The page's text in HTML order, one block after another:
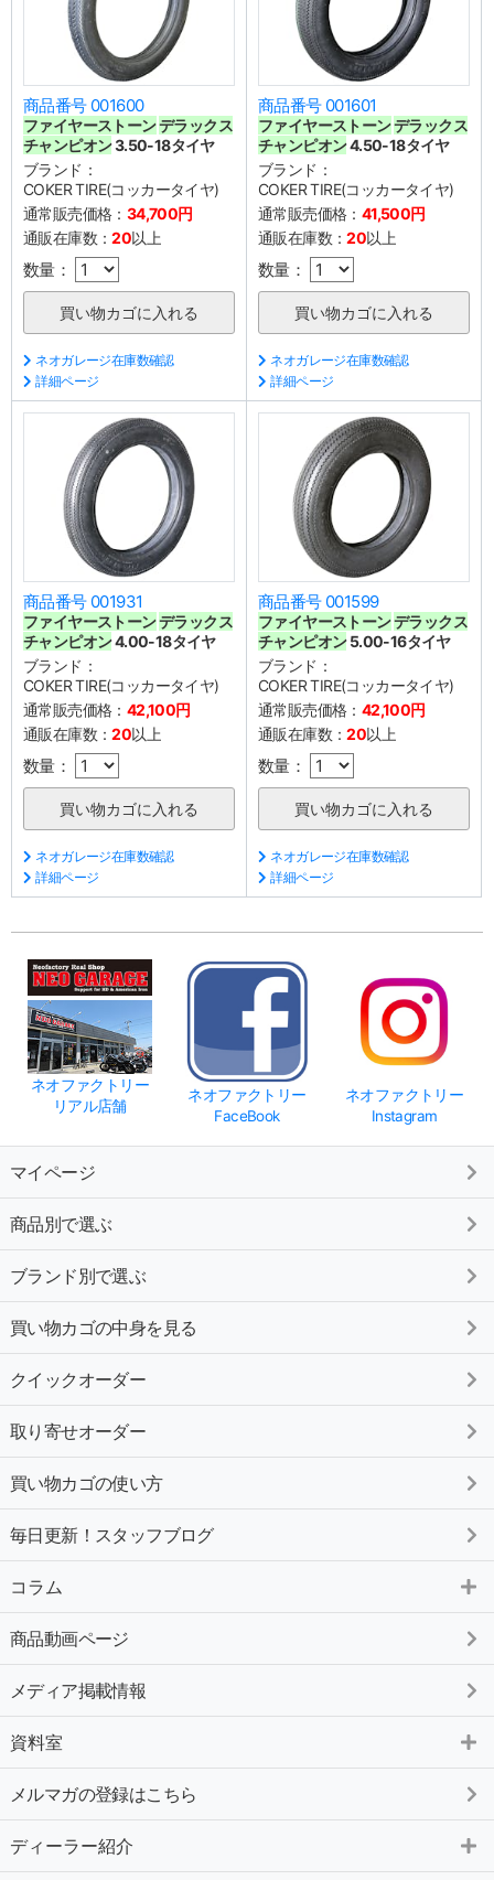
商品番号 001600
ファイヤーストーンデラックス
チャンピオン3.50-18タイヤ
ブランド：
COKER TIRE(コッカータイヤ)
通常販売価格： 34,700円
通販在庫数：20以上
数量：
ネオガレージ在庫数確認
詳細ページ
商品番号 001601
ファイヤーストーンデラックス
チャンピオン4.50-18タイヤ
ブランド：
COKER TIRE(コッカータイヤ)
通常販売価格： 41,500円
通販在庫数：20以上
数量：
ネオガレージ在庫数確認
詳細ページ
商品番号 001931
ファイヤーストーンデラックス
チャンピオン4.00-18タイヤ
ブランド：
COKER TIRE(コッカータイヤ)
通常販売価格： 42,100円
通販在庫数：20以上
数量：
ネオガレージ在庫数確認
詳細ページ
商品番号 001599
ファイヤーストーンデラックス
チャンピオン5.00-16タイヤ
ブランド：
COKER TIRE(コッカータイヤ)
通常販売価格： 42,100円
通販在庫数：20以上
数量：
ネオガレージ在庫数確認
詳細ページ
ネオファクトリー
リアル店舗
ネオファクトリー
FaceBook
ネオファクトリー
Instagram
マイページ
商品別で選ぶ
ブランド別で選ぶ
買い物カゴの中身を見る
クイックオーダー
取り寄せオーダー
買い物カゴの使い方
毎日更新！スタッフブログ
コラム
商品動画ページ
メディア掲載情報
資料室
メルマガの登録はこちら
ディーラー紹介